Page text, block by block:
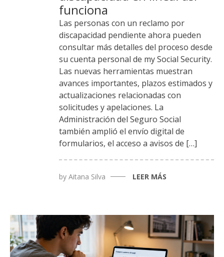
funciona
Las personas con un reclamo por
discapacidad pendiente ahora pueden
consultar más detalles del proceso desde
su cuenta personal de my Social Security.
Las nuevas herramientas muestran
avances importantes, plazos estimados y
actualizaciones relacionadas con
solicitudes y apelaciones. La
Administración del Seguro Social
también amplió el envío digital de
formularios, el acceso a avisos de […]
byAitana Silva LEER MÁS